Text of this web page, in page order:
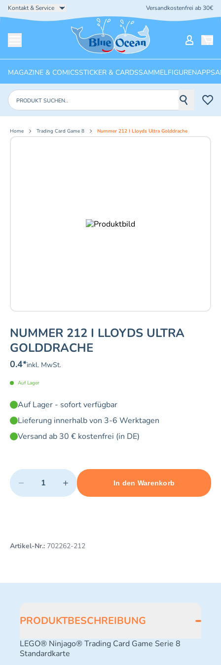
Kontakt & Service Versandkostenfrei ab 30€
Startseite
MAGAZINE & COMICSSTICKER & CARDSSAMMELFIGURENAPPS
Produkte suchen
Home Trading Card Game 8 Nummer 212 I Lloyds Ultra Golddrache
NUMMER 212 I LLOYDS ULTRA
GOLDDRACHE
0.4*inkl. MwSt.
Auf Lager
Auf Lager - sofort verfügbar
Lieferung innerhalb von 3-6 Werktagen
Versand ab 30 € kostenfrei (in DE)
Quantity
− +
Minimum quantity: 1 Maximum quantity: 10
In den Warenkorb
Add 1 item to cart
Artikel-Nr.: 702262-212
PRODUKTBESCHREIBUNG
LEGO® Ninjago® Trading Card Game Serie 8
Standardkarte